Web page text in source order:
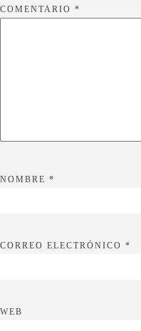
COMENTARIO *
NOMBRE *
CORREO ELECTRÓNICO *
WEB